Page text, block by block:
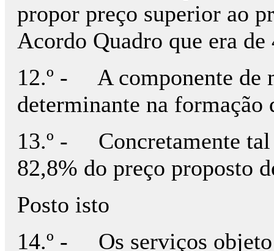
propor preço superior ao
Acordo Quadro que era de
12.º - A componente de
determinante na
13.º - Concretamente tal
82,8% do preço proposto
Posto isto
14.º - Os serviços objeto